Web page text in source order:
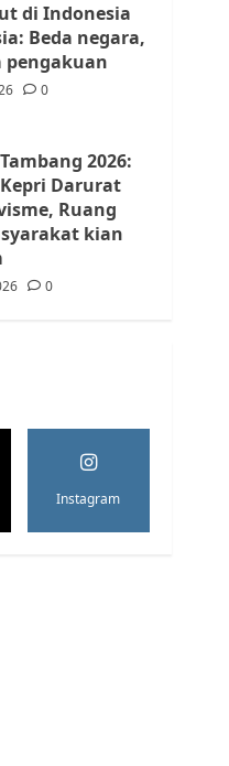
Desak BP
Tanah Warga
di Indonesia
Beda negara,
pengakuan
0
2026:
Darurat
Ruang
kian
0
Instagram